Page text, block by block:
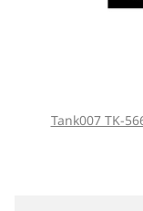
Tank007 TK-